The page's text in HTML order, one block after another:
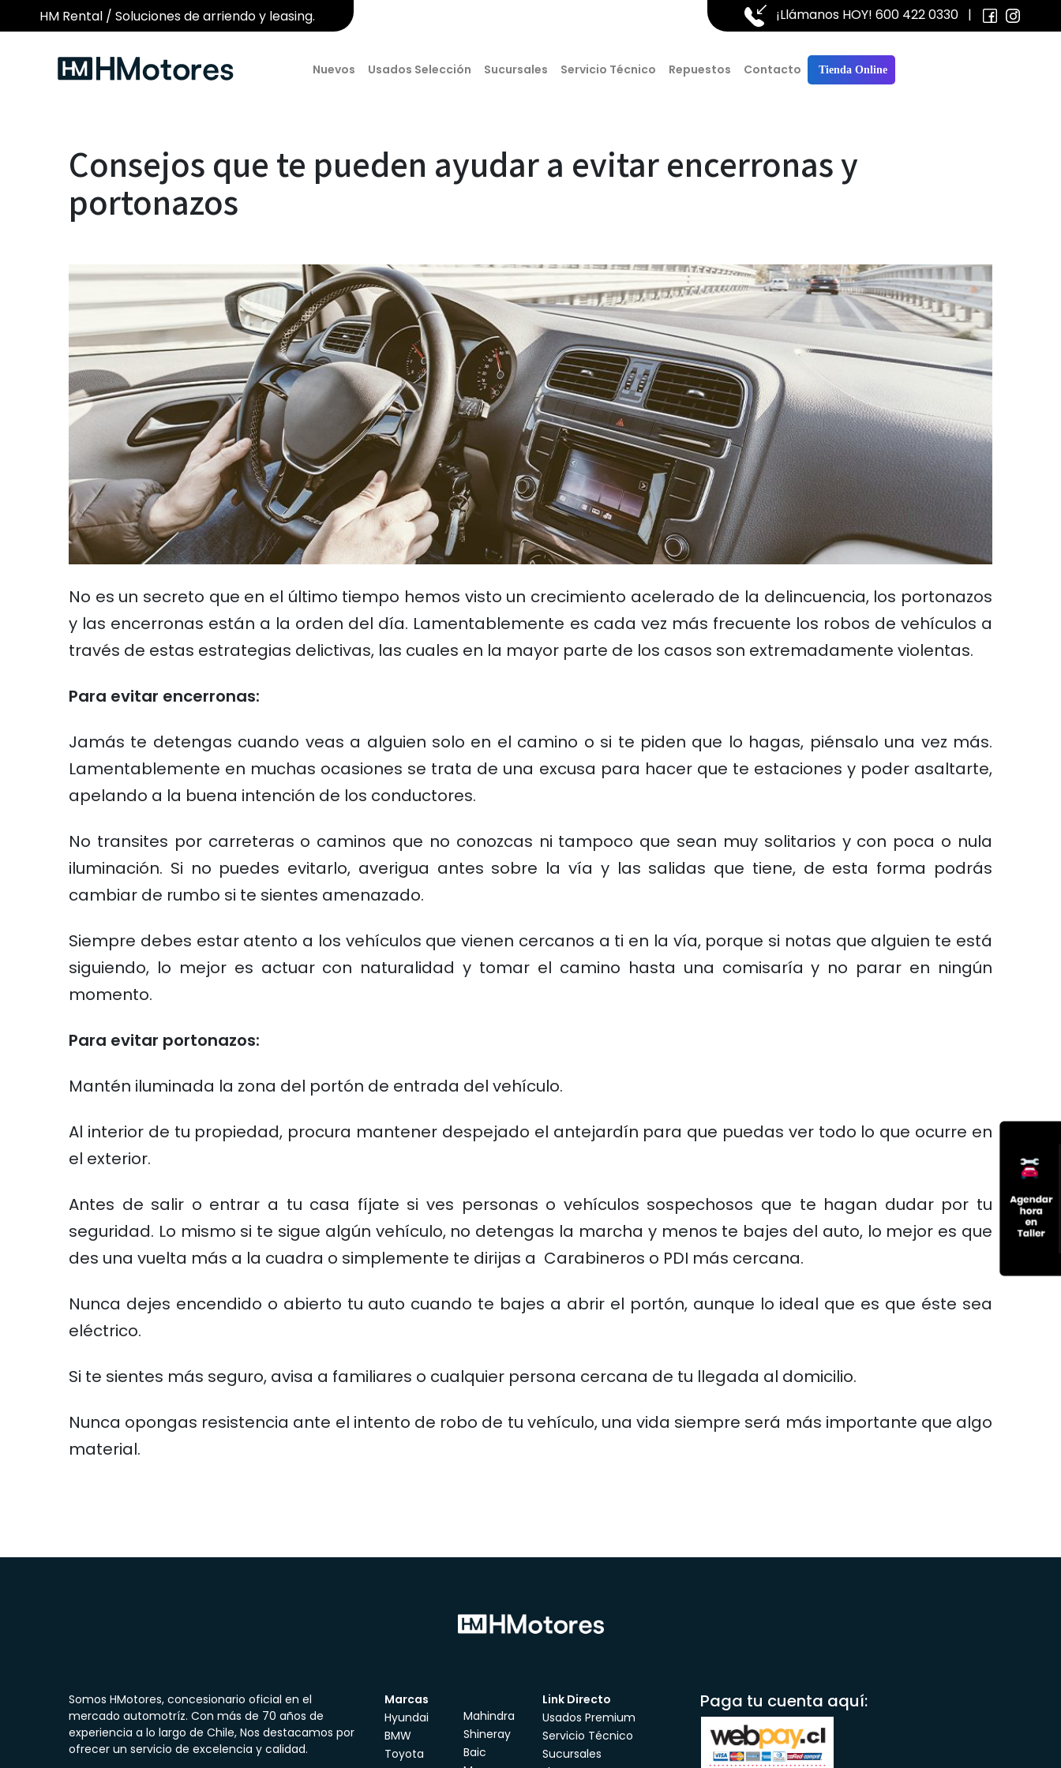
HM Rental / Soluciones de arriendo y leasing. ¡Llámanos HOY! 600 422 0330 |
Nuevos Usados Selección Sucursales Servicio Técnico Repuestos Contacto Tienda Online
Consejos que te pueden ayudar a evitar encerronas y
portonazos
No es un secreto que en el último tiempo hemos visto un crecimiento acelerado de la delincuencia, los portonazos
y las encerronas están a la orden del día. Lamentablemente es cada vez más frecuente los robos de vehículos a
través de estas estrategias delictivas, las cuales en la mayor parte de los casos son extremadamente violentas.
Para evitar encerronas:
Jamás te detengas cuando veas a alguien solo en el camino o si te piden que lo hagas, piénsalo una vez más.
Lamentablemente en muchas ocasiones se trata de una excusa para hacer que te estaciones y poder asaltarte,
apelando a la buena intención de los conductores.
No transites por carreteras o caminos que no conozcas ni tampoco que sean muy solitarios y con poca o nula
iluminación. Si no puedes evitarlo, averigua antes sobre la vía y las salidas que tiene, de esta forma podrás
cambiar de rumbo si te sientes amenazado.
Siempre debes estar atento a los vehículos que vienen cercanos a ti en la vía, porque si notas que alguien te está
siguiendo, lo mejor es actuar con naturalidad y tomar el camino hasta una comisaría y no parar en ningún
momento.
Para evitar portonazos:
Mantén iluminada la zona del portón de entrada del vehículo.
Al interior de tu propiedad, procura mantener despejado el antejardín para que puedas ver todo lo que ocurre en
el exterior.
Antes de salir o entrar a tu casa fíjate si ves personas o vehículos sospechosos que te hagan dudar por tu
seguridad. Lo mismo si te sigue algún vehículo, no detengas la marcha y menos te bajes del auto, lo mejor es que
des una vuelta más a la cuadra o simplemente te dirijas a Carabineros o PDI más cercana.
Nunca dejes encendido o abierto tu auto cuando te bajes a abrir el portón, aunque lo ideal que es que éste sea
eléctrico.
Si te sientes más seguro, avisa a familiares o cualquier persona cercana de tu llegada al domicilio.
Nunca opongas resistencia ante el intento de robo de tu vehículo, una vida siempre será más importante que algo
material.
Somos HMotores, concesionario oficial en el
mercado automotríz. Con más de 70 años de
experiencia a lo largo de Chile, Nos destacamos por
ofrecer un servicio de excelencia y calidad.
Marcas
Hyundai
BMW
Toyota
Mahindra
Shineray
Baic
Link Directo
Usados Premium
Servicio Técnico
Sucursales
Paga tu cuenta aquí: